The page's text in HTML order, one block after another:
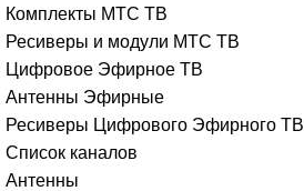
Комплекты МТС ТВ
Ресиверы и модули МТС ТВ
Цифровое Эфирное ТВ
Антенны Эфирные
Ресиверы Цифрового Эфирного ТВ
Список каналов
Антенны